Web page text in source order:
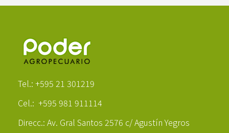
Tel.: +595 21 301219
Cel.: +595 981 911114
Direcc.: Av. Gral Santos 2576 c/ Agustín Yegros